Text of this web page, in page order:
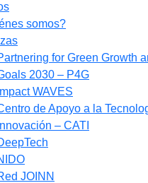
somos?
for Green Growth
2030 – P4G
Impact WAVES
de Apoyo a la
Innovación – CATI
JOINN